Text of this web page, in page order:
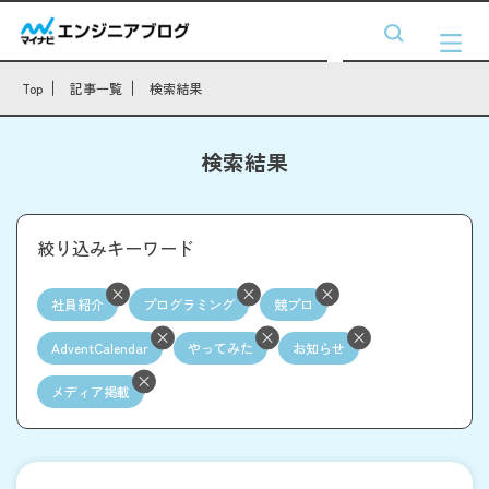
Top 記事一覧 検索結果
検索結果
絞り込みキーワード
社員紹介 プログラミング 競プロ
AdventCalendar やってみた お知らせ
メディア掲載